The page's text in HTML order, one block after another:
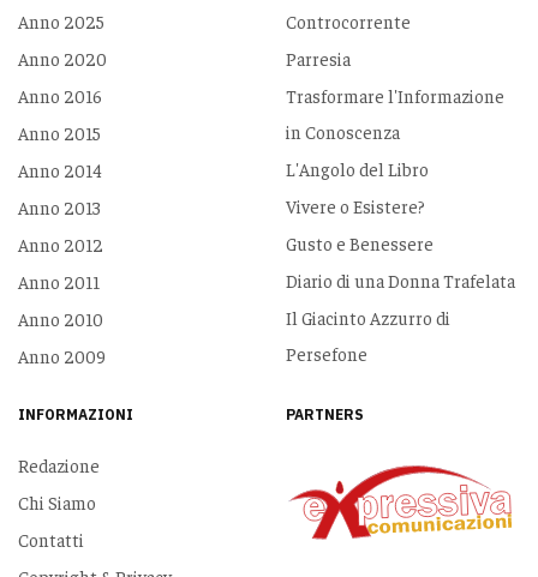
Anno 2025
Anno 2020
Anno 2016
Anno 2015
Anno 2014
Anno 2013
Anno 2012
Anno 2011
Anno 2010
Anno 2009
Controcorrente
Parresia
Trasformare l'Informazione
in Conoscenza
L'Angolo del Libro
Vivere o Esistere?
Gusto e Benessere
Diario di una Donna Trafelata
Il Giacinto Azzurro di
Persefone
INFORMAZIONI
Redazione
Chi Siamo
Contatti
PARTNERS